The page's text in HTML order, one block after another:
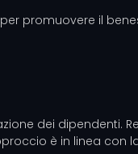
promuovere il
dei dipendenti.
è in linea con